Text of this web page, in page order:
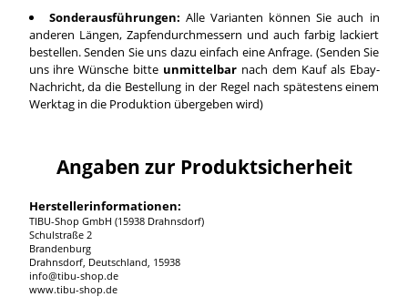
Sonderausführungen: Alle Varianten können Sie auch in
anderen Längen, Zapfendurchmessern und auch farbig lackiert
bestellen. Senden Sie uns dazu einfach eine Anfrage. (Senden Sie
uns ihre Wünsche bitte unmittelbar nach dem Kauf als Ebay-
Nachricht, da die Bestellung in der Regel nach spätestens einem
Werktag in die Produktion übergeben wird)
Angaben zur Produktsicherheit
Herstellerinformationen:
TIBU-Shop GmbH (15938 Drahnsdorf)
Schulstraße 2
Brandenburg
Drahnsdorf, Deutschland, 15938
info@tibu-shop.de
www.tibu-shop.de